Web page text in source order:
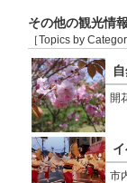
その他の観光情
［Topics by
開
市